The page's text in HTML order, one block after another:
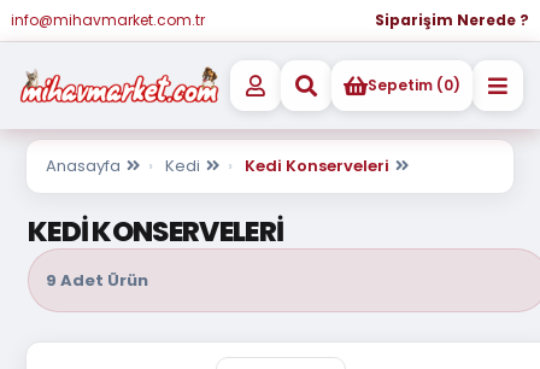
info@mihavmarket.com.tr Siparişim Nerede ?
Sepetim (0)
Anasayfa Kedi Kedi Konserveleri
KEDİ KONSERVELERİ
9 Adet Ürün